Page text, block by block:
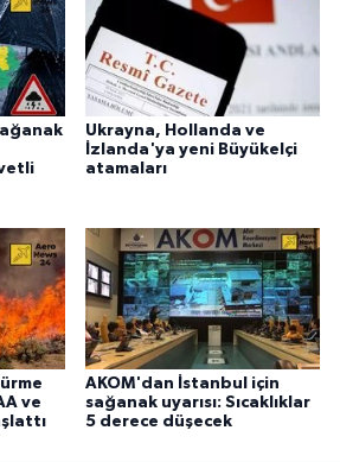
Ukrayna, Hollanda ve
İzlanda'ya yeni Büyükelçi
atamaları
ve
AKOM'dan İstanbul için
sağanak uyarısı: Sıcaklıklar
5 derece düşecek